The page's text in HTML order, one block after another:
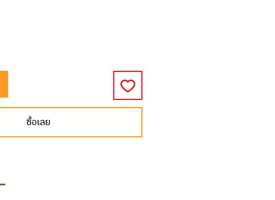
ซื้อเลย